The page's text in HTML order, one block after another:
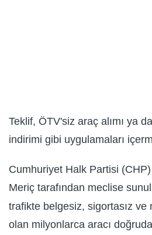
Teklif, ÖTV'siz araç alımı ya
indirimi gibi uygulamaları
Cumhuriyet Halk Partisi
Meriç tarafından meclise
trafikte belgesiz, sigortasız ve
olan milyonlarca aracı